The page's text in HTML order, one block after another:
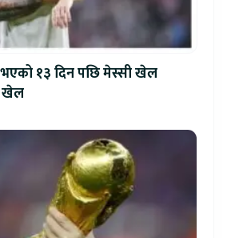
भएको १३ दिन पछि मेस्सी खेल
खेल